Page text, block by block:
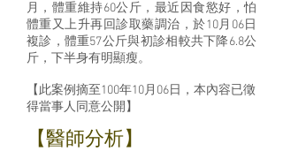
月，體重維持60公斤，最近因食慾好，怕
體重又上升再回診取藥調治，於10月06日
複診，體重57公斤與初診相較共下降6.8公
斤，下半身有明顯瘦。
【此案例摘至100年10月06日，本內容已徵
得當事人同意公開】
【醫師分析】